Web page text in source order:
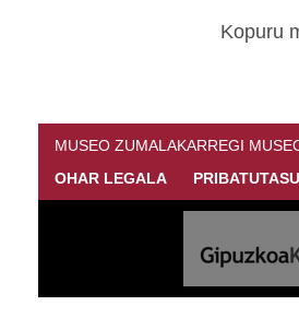
Kopuru
MUSEO ZUMALAKARREGI
OHAR LEGALA